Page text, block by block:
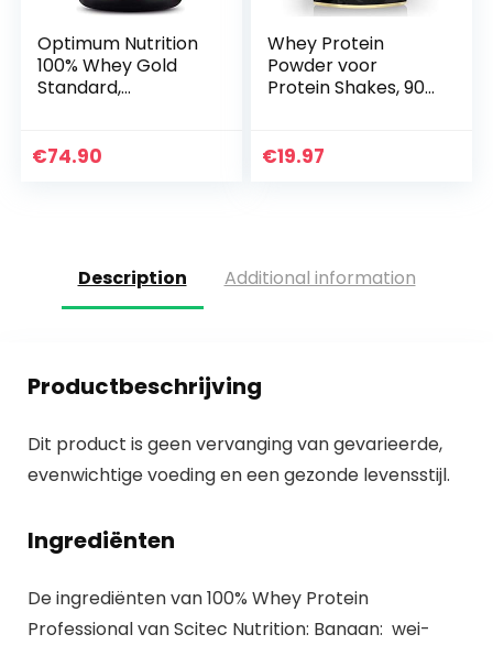
Optimum Nutrition
100% Whey Gold
Standard,
€74.90
Whey Protein
Powder voor
Protein Shakes, 900
Natuurlijk
€19.97
Description Additional information
Productbeschrijving
Dit product is geen vervanging van gevarieerde,
evenwichtige voeding en een gezonde levensstijl.
Ingrediënten
De ingrediënten van 100% Whey Protein
Professional van Scitec Nutrition: Banaan: wei-